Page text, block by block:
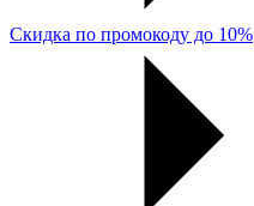
Скидка по промокоду до 10%